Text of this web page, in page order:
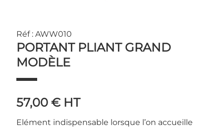
Réf : AWW010
PORTANT PLIANT GRAND
MODÈLE
57,00 € HT
Elément indispensable lorsque l’on accueille